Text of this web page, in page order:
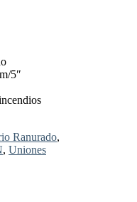
5″
Ranurado,
, Uniones